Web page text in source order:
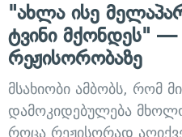
"ახლა ისე
ტვინი მქონდეს" —
რეჟისორობაზე
მსახიობი ამბობს, რომ
დამოკიდებულება
როცა რეჟისორად